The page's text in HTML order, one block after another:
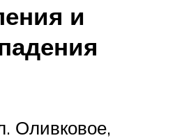
и
Оливковое,